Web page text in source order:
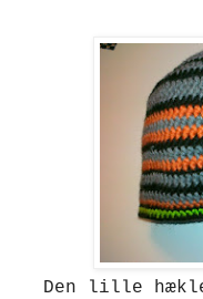
Den lille